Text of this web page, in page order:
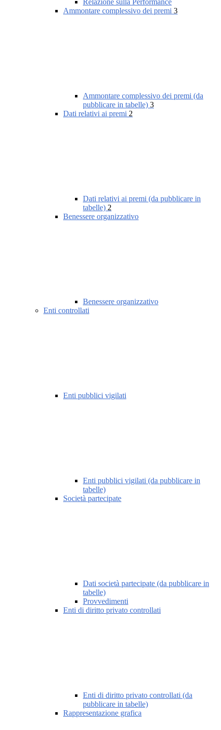
Relazione sulla Performance
Ammontare complessivo dei premi 3
Ammontare complessivo dei premi (da
pubblicare in tabelle) 3
Dati relativi ai premi 2
Dati relativi ai premi (da pubblicare in
tabelle) 2
Benessere organizzativo
Benessere organizzativo
Enti controllati
Enti pubblici vigilati
Enti pubblici vigilati (da pubblicare in
tabelle)
Società partecipate
Dati società partecipate (da pubblicare in
tabelle)
Provvedimenti
Enti di diritto privato controllati
Enti di diritto privato controllati (da
pubblicare in tabelle)
Rappresentazione grafica